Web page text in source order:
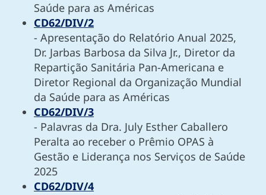
Saúde para as Américas
CD62/DIV/2
- Apresentação do Relatório Anual 2025,
Dr. Jarbas Barbosa da Silva Jr., Diretor da
Repartição Sanitária Pan-Americana e
Diretor Regional da Organização Mundial
da Saúde para as Américas
CD62/DIV/3
- Palavras da Dra. July Esther Caballero
Peralta ao receber o Prêmio OPAS à
Gestão e Liderança nos Serviços de Saúde
2025
CD62/DIV/4